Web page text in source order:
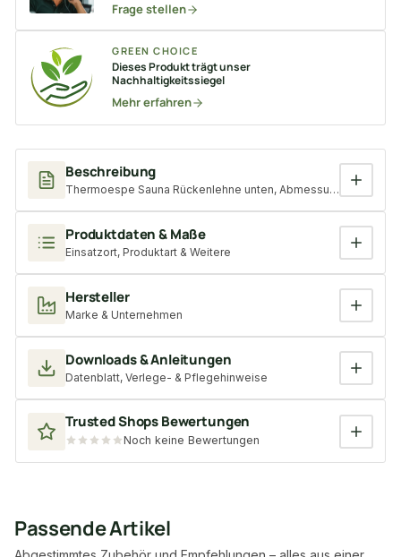
Beschreibung
Thermoespe Sauna Rückenlehne unten, Abmessung:
Produktdaten & Maße
Einsatzort, Produktart & Weitere
Hersteller
Marke & Unternehmen
Downloads & Anleitungen
Datenblatt, Verlege- & Pflegehinweise
Trusted Shops Bewertungen
Noch keine Bewertungen
Frage stellen
GREEN CHOICE
Dieses Produkt trägt unser
Nachhaltigkeitssiegel
Mehr erfahren
Passende Artikel